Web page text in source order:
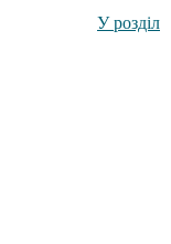
У розділ